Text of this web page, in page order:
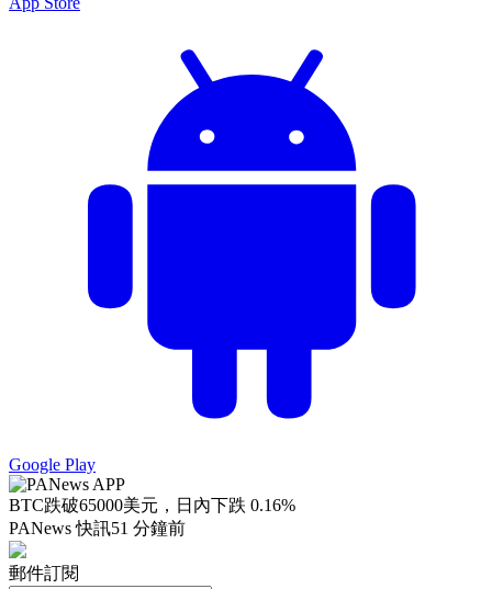
Google Play
BTC跌破65000美元，日內下跌 0.16%
PANews 快訊51 分鐘前
郵件訂閱